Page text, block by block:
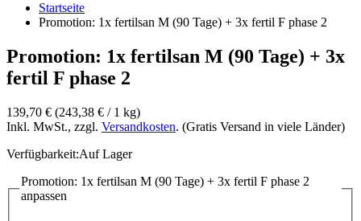
Startseite
Promotion: 1x fertilsan M (90 Tage) + 3x fertil F phase 2
Promotion: 1x fertilsan M (90 Tage) + 3x
fertil F phase 2
139,70 € (243,38 €­ / 1 kg)
Inkl. MwSt., zzgl. Versandkosten. (Gratis Versand in viele Länder)
Verfügbarkeit:Auf Lager
Promotion: 1x fertilsan M (90 Tage) + 3x fertil F phase 2
anpassen